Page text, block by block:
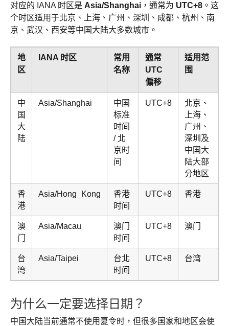
对应的 IANA 时区是 Asia/Shanghai ，通常为 UTC+8 。这
个时区适用于北京、上海、广州、深圳、成都、杭州、南
京、武汉、西安等中国大陆大多数城市。
地
区
IANA 时区
常用
名称
通常
UTC
偏移
适用范
围
中
国
大
陆
Asia/Shanghai
中国
标准
时间
/ 北
京时
间
UTC+8
北京、
上海、
广州、
深圳及
中国大
陆大部
分地区
香
港
Asia/Hong_Kong
香港
时间
UTC+8 香港
澳
门
Asia/Macau
澳门
时间
UTC+8 澳门
台
湾
Asia/Taipei
台北
时间
UTC+8 台湾
为什么一定要选择日期？
中国大陆当前通常不使用夏令时，但很多国家和地区会使